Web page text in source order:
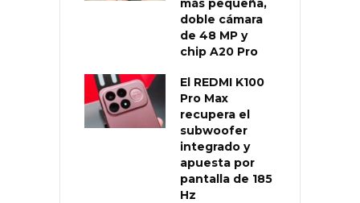
doble cámara
de 48 MP y
chip A20 Pro
El REDMI K100
Pro Max
recupera el
subwoofer
integrado y
apuesta por
pantalla de 185
Hz